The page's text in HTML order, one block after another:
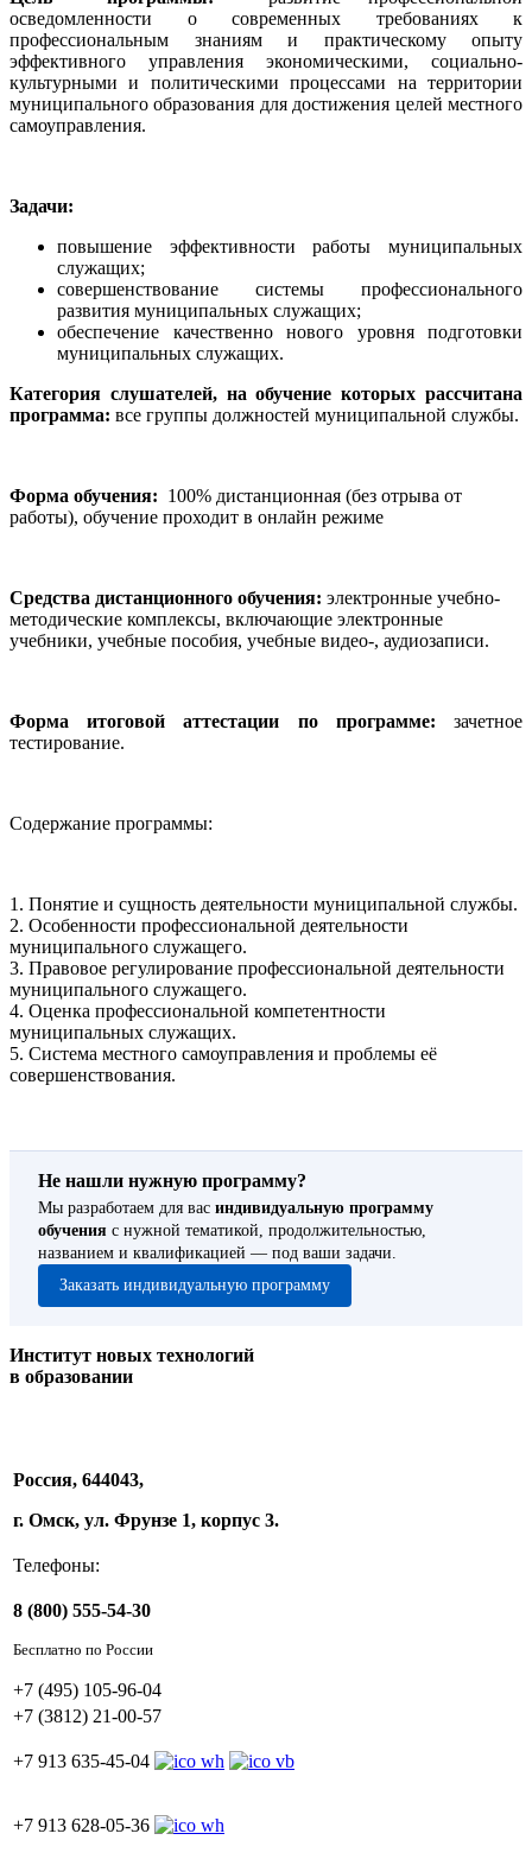
осведомленности о современных требованиях к
профессиональным знаниям и практическому опыту
эффективного управления экономическими, социально-
культурными и политическими процессами на территории
муниципального образования для достижения целей местного
самоуправления.
Задачи:
повышение эффективности работы муниципальных
служащих;
совершенствование системы профессионального
развития муниципальных служащих;
обеспечение качественно нового уровня подготовки
муниципальных служащих.
Категория слушателей, на обучение которых рассчитана
программа: все группы должностей муниципальной службы.
Форма обучения: 100% дистанционная (без отрыва от
работы), обучение проходит в онлайн режиме
Средства дистанционного обучения: электронные учебно-
методические комплексы, включающие электронные
учебники, учебные пособия, учебные видео-, аудиозаписи.
Форма итоговой аттестации по программе: зачетное
тестирование.
Содержание программы:
1. Понятие и сущность деятельности муниципальной службы.
2. Особенности профессиональной деятельности
муниципального служащего.
3. Правовое регулирование профессиональной деятельности
муниципального служащего.
4. Оценка профессиональной компетентности
муниципальных служащих.
5. Система местного самоуправления и проблемы её
совершенствования.
Не нашли нужную программу?
Мы разработаем для вас индивидуальную программу
обучения с нужной тематикой, продолжительностью,
названием и квалификацией — под ваши задачи.
Заказать индивидуальную программу
Институт новых технологий
в образовании
Россия, 644043,
г. Омск, ул. Фрунзе 1, корпус 3.
Телефоны:
8 (800) 555-54-30
Бесплатно по России
+7 (495) 105-96-04
+7 (3812) 21-00-57
+7 913 635-45-04
+7 913 628-05-36